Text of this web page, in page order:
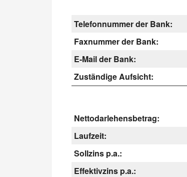
Telefonnummer der Bank:
Faxnummer der Bank:
E-Mail der Bank:
Zuständige Aufsicht:
Nettodarlehensbetrag:
Laufzeit:
Sollzins p.a.:
Effektivzins p.a.: